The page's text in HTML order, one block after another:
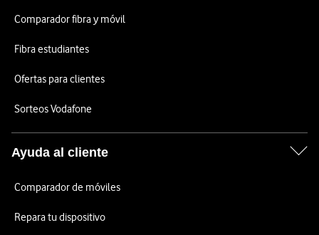
Comparador fibra y móvil
Fibra estudiantes
Ofertas para clientes
Sorteos Vodafone
Ayuda al cliente
Comparador de móviles
Repara tu dispositivo